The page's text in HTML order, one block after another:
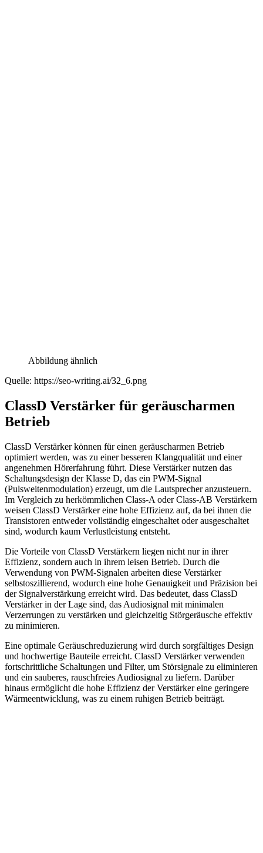
Abbildung ähnlich
Quelle: https://seo-writing.ai/32_6.png
ClassD Verstärker für geräuscharmen
Betrieb
ClassD Verstärker können für einen geräuscharmen Betrieb
optimiert werden, was zu einer besseren Klangqualität und einer
angenehmen Hörerfahrung führt. Diese Verstärker nutzen das
Schaltungsdesign der Klasse D, das ein PWM-Signal
(Pulsweitenmodulation) erzeugt, um die Lautsprecher anzusteuern.
Im Vergleich zu herkömmlichen Class-A oder Class-AB Verstärkern
weisen ClassD Verstärker eine hohe Effizienz auf, da bei ihnen die
Transistoren entweder vollständig eingeschaltet oder ausgeschaltet
sind, wodurch kaum Verlustleistung entsteht.
Die Vorteile von ClassD Verstärkern liegen nicht nur in ihrer
Effizienz, sondern auch in ihrem leisen Betrieb. Durch die
Verwendung von PWM-Signalen arbeiten diese Verstärker
selbstoszillierend, wodurch eine hohe Genauigkeit und Präzision bei
der Signalverstärkung erreicht wird. Das bedeutet, dass ClassD
Verstärker in der Lage sind, das Audiosignal mit minimalen
Verzerrungen zu verstärken und gleichzeitig Störgeräusche effektiv
zu minimieren.
Eine optimale Geräuschreduzierung wird durch sorgfältiges Design
und hochwertige Bauteile erreicht. ClassD Verstärker verwenden
fortschrittliche Schaltungen und Filter, um Störsignale zu eliminieren
und ein sauberes, rauschfreies Audiosignal zu liefern. Darüber
hinaus ermöglicht die hohe Effizienz der Verstärker eine geringere
Wärmeentwicklung, was zu einem ruhigen Betrieb beiträgt.